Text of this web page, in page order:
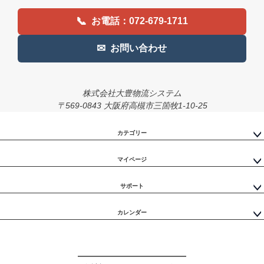
📞 お電話：072-679-1711
✉ お問い合わせ
株式会社大豊物流システム
〒569-0843 大阪府高槻市三箇牧1-10-25
カテゴリー
マイページ
サポート
カレンダー